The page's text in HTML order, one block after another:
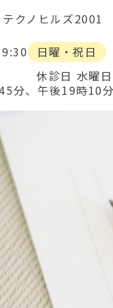
クノヒルズ2001
日曜・祝日
休診日 水曜
、午後19時10分